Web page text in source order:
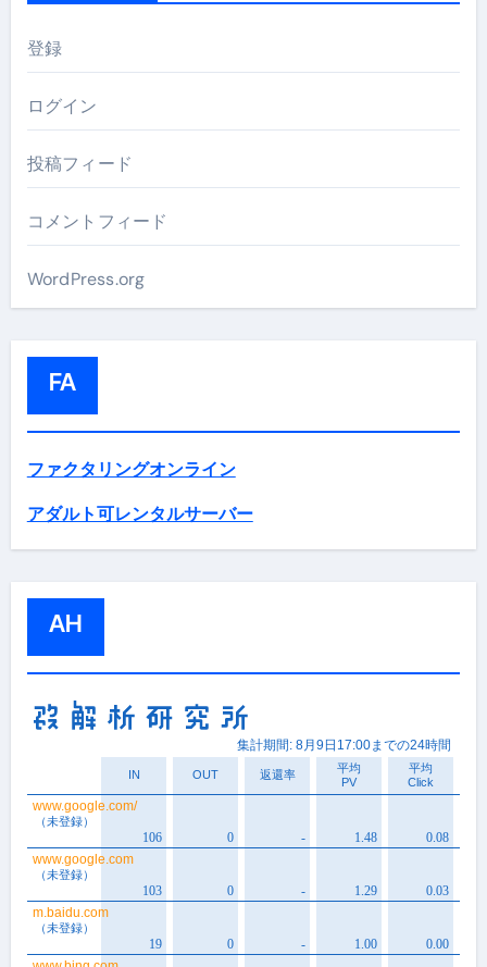
登録
ログイン
投稿フィード
コメントフィード
WordPress.org
FA
ファクタリングオンライン
アダルト可レンタルサーバー
AH